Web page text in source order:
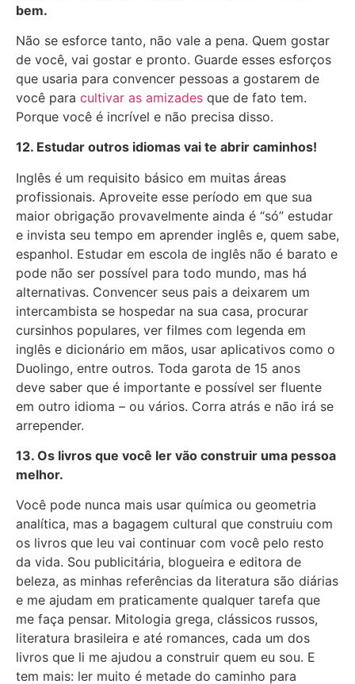
bem.
Não se esforce tanto, não vale a pena. Quem gostar
de você, vai gostar e pronto. Guarde esses esforços
que usaria para convencer pessoas a gostarem de
você para cultivar as amizades que de fato tem.
Porque você é incrível e não precisa disso.
12. Estudar outros idiomas vai te abrir caminhos!
Inglês é um requisito básico em muitas áreas
profissionais. Aproveite esse período em que sua
maior obrigação provavelmente ainda é “só” estudar
e invista seu tempo em aprender inglês e, quem sabe,
espanhol. Estudar em escola de inglês não é barato e
pode não ser possível para todo mundo, mas há
alternativas. Convencer seus pais a deixarem um
intercambista se hospedar na sua casa, procurar
cursinhos populares, ver filmes com legenda em
inglês e dicionário em mãos, usar aplicativos como o
Duolingo, entre outros. Toda garota de 15 anos
deve saber que é importante e possível ser fluente
em outro idioma – ou vários. Corra atrás e não irá se
arrepender.
13. Os livros que você ler vão construir uma pessoa
melhor.
Você pode nunca mais usar química ou geometria
analítica, mas a bagagem cultural que construiu com
os livros que leu vai continuar com você pelo resto
da vida. Sou publicitária, blogueira e editora de
beleza, as minhas referências da literatura são diárias
e me ajudam em praticamente qualquer tarefa que
me faça pensar. Mitologia grega, clássicos russos,
literatura brasileira e até romances, cada um dos
livros que li me ajudou a construir quem eu sou. E
tem mais: ler muito é metade do caminho para